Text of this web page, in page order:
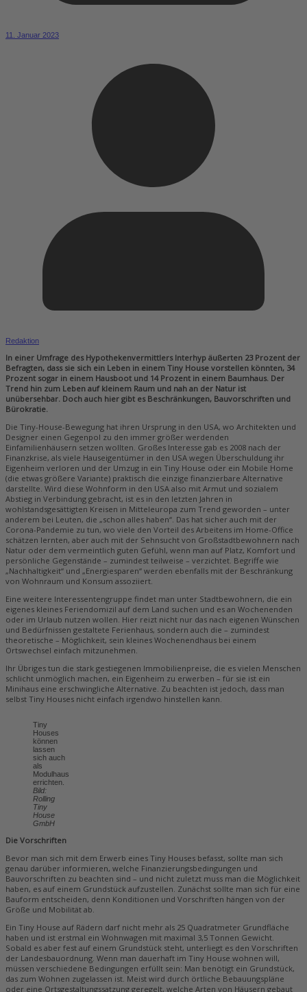
11. Januar 2023
Redaktion
In einer Umfrage des Hypothekenvermittlers Interhyp äußerten 23 Prozent der
Befragten, dass sie sich ein Leben in einem Tiny House vorstellen könnten, 34
Prozent sogar in einem Hausboot und 14 Prozent in einem Baumhaus. Der
Trend hin zum Leben auf kleinem Raum und nah an der Natur ist
unübersehbar. Doch auch hier gibt es Beschränkungen, Bauvorschriften und
Bürokratie.
Die Tiny-House-Bewegung hat ihren Ursprung in den USA, wo Architekten und
Designer einen Gegenpol zu den immer größer werdenden
Einfamilienhäusern setzen wollten. Großes Interesse gab es 2008 nach der
Finanzkrise, als viele Hauseigentümer in den USA wegen Überschuldung ihr
Eigenheim verloren und der Umzug in ein Tiny House oder ein Mobile Home
(die etwas größere Variante) praktisch die einzige finanzierbare Alternative
darstellte. Wird diese Wohnform in den USA also mit Armut und sozialem
Abstieg in Verbindung gebracht, ist es in den letzten Jahren in
wohlstandsgesättigten Kreisen in Mitteleuropa zum Trend geworden – unter
anderem bei Leuten, die „schon alles haben“. Das hat sicher auch mit der
Corona-Pandemie zu tun, wo viele den Vorteil des Arbeitens im Home-Office
schätzen lernten, aber auch mit der Sehnsucht von Großstadtbewohnern nach
Natur oder dem vermeintlich guten Gefühl, wenn man auf Platz, Komfort und
persönliche Gegenstände – zumindest teilweise – verzichtet. Begriffe wie
„Nachhaltigkeit“ und „Energiesparen“ werden ebenfalls mit der Beschränkung
von Wohnraum und Konsum assoziiert.
Eine weitere Interessentengruppe findet man unter Stadtbewohnern, die ein
eigenes kleines Feriendomizil auf dem Land suchen und es an Wochenenden
oder im Urlaub nutzen wollen. Hier reizt nicht nur das nach eigenen Wünschen
und Bedürfnissen gestaltete Ferienhaus, sondern auch die – zumindest
theoretische – Möglichkeit, sein kleines Wochenendhaus bei einem
Ortswechsel einfach mitzunehmen.
Ihr Übriges tun die stark gestiegenen Immobilienpreise, die es vielen Menschen
schlicht unmöglich machen, ein Eigenheim zu erwerben – für sie ist ein
Minihaus eine erschwingliche Alternative. Zu beachten ist jedoch, dass man
selbst Tiny Houses nicht einfach irgendwo hinstellen kann.
Tiny
Houses
können
lassen
sich auch
als
Modulhaus
errichten.
Bild:
Rolling
Tiny
House
GmbH
Die Vorschriften
Bevor man sich mit dem Erwerb eines Tiny Houses befasst, sollte man sich
genau darüber informieren, welche Finanzierungsbedingungen und
Bauvorschriften zu beachten sind – und nicht zuletzt muss man die Möglichkeit
haben, es auf einem Grundstück aufzustellen. Zunächst sollte man sich für eine
Bauform entscheiden, denn Konditionen und Vorschriften hängen von der
Größe und Mobilität ab.
Ein Tiny House auf Rädern darf nicht mehr als 25 Quadratmeter Grundfläche
haben und ist erstmal ein Wohnwagen mit maximal 3,5 Tonnen Gewicht.
Sobald es aber fest auf einem Grundstück steht, unterliegt es den Vorschriften
der Landesbauordnung. Wenn man dauerhaft im Tiny House wohnen will,
müssen verschiedene Bedingungen erfüllt sein: Man benötigt ein Grundstück,
das zum Wohnen zugelassen ist. Meist wird durch örtliche Bebauungspläne
oder eine Ortsgestaltungssatzung geregelt, welche Arten von Häusern gebaut